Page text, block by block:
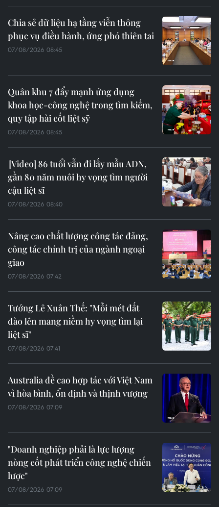
Chia sẻ dữ liệu hạ tầng viễn thông
phục vụ điều hành, ứng phó thiên tai
07/08/2026 08:45
Quân khu 7 đẩy mạnh ứng dụng
khoa học-công nghệ trong tìm kiếm,
quy tập hài cốt liệt sỹ
07/08/2026 08:45
86 tuổi vẫn đi lấy mẫu ADN,
gần 80 năm nuôi hy vọng tìm người
cậu liệt sĩ
07/08/2026 08:40
Nâng cao chất lượng công tác đảng,
công tác chính trị của ngành ngoại
giao
07/08/2026 07:42
Tướng Lê Xuân Thế: "Mỗi mét đất
đào lên mang niềm hy vọng tìm lại
liệt sĩ"
07/08/2026 07:41
Australia đề cao hợp tác với Việt Nam
vì hòa bình, ổn định và thịnh vượng
07/08/2026 07:09
"Doanh nghiệp phải là lực lượng
nòng cốt phát triển công nghệ chiến
lược"
07/08/2026 07:09